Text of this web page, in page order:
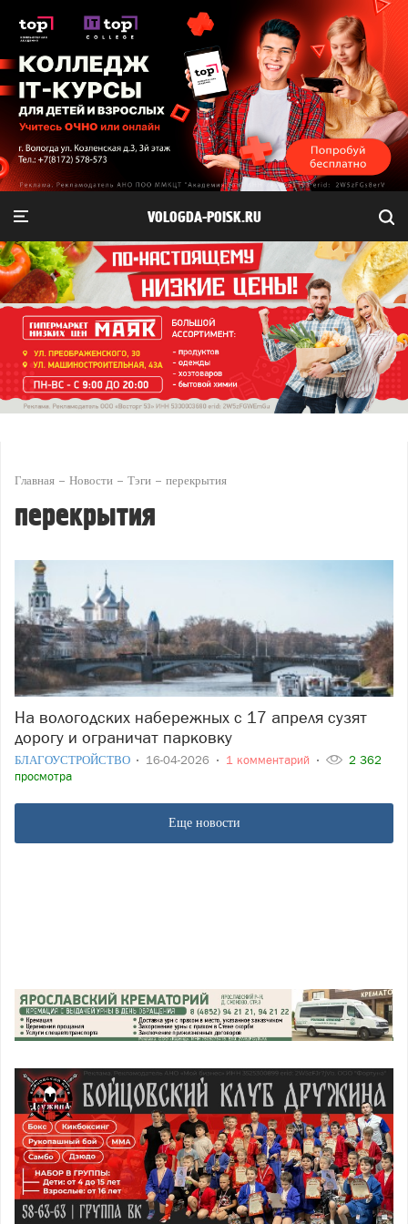
VOLOGDA-POISK.RU
Главная Новости Тэги перекрытия
перекрытия
На вологодских набережных с 17 апреля сузят
дорогу и ограничат парковку
БЛАГОУСТРОЙСТВО 16-04-2026 1 комментарий
2 362
просмотра
Еще новости